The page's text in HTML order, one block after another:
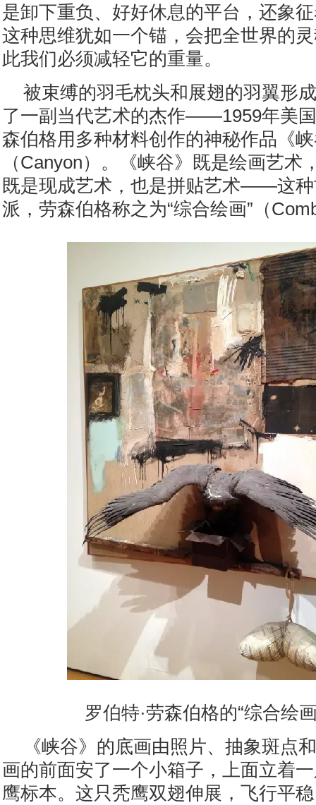
是卸下重负、好好休息的平台，还象
这种思维犹如一个锚，会把全世界的
此我们必须减轻它的重量。
被束缚的羽毛枕头和展翅的羽翼形
了一副当代艺术的杰作——1959年美
森伯格用多种材料创作的神秘作品《
（Canyon）。《峡谷》既是绘画艺术
既是现成艺术，也是拼贴艺术——这
派，劳森伯格称之为“综合绘画”（
罗伯特·劳森伯格的“综合绘
《峡谷》的底画由照片、抽象斑点
画的前面安了一个小箱子，上面立着
鹰标本。这只秃鹰双翅伸展，飞行平